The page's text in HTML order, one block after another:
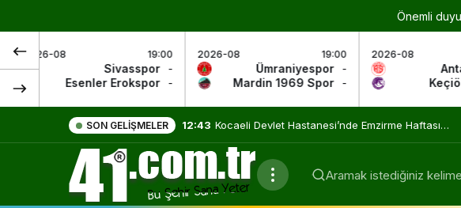
Önemli
19:00 19:00
Ümraniyespor
Mardin 1969 Spor
21:30
Antalyaspor
Keçiörengücü
SON GELIŞMELER 9:01 Evde Sağlık Hizmetleri Umut Olmaya Devam Ediyor
Aramak istediğiniz